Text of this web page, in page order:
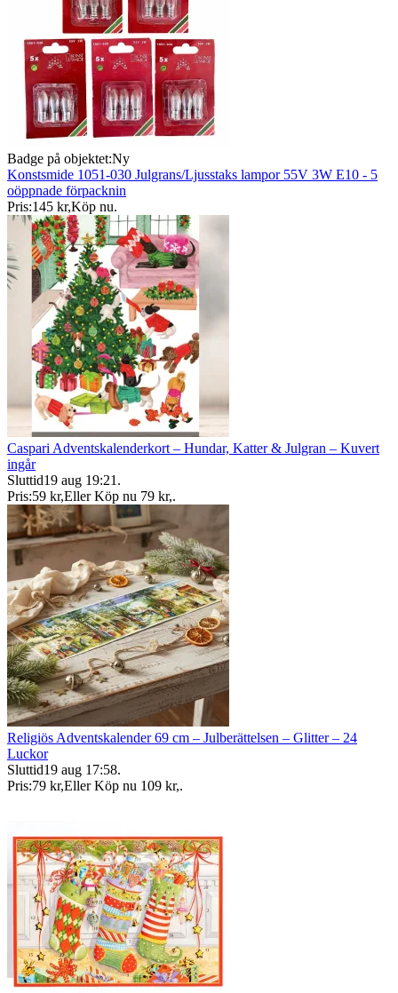
Badge på objektet:Ny
Konstsmide 1051-030 Julgrans/Ljusstaks lampor 55V 3W E10 - 5
oöppnade förpacknin
Pris:145 kr,Köp nu.
Caspari Adventskalenderkort – Hundar, Katter & Julgran – Kuvert
ingår
Sluttid19 aug 19:21 .
Pris:59 kr,Eller Köp nu 79 kr,.
Religiös Adventskalender 69 cm – Julberättelsen – Glitter – 24
Luckor
Sluttid19 aug 17:58.
Pris:79 kr,Eller Köp nu 109 kr,.